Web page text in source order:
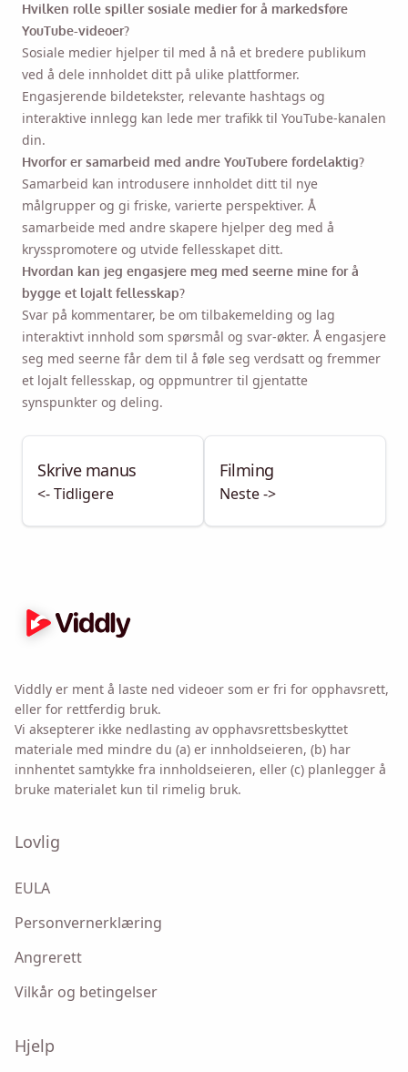
Hvilken rolle spiller sosiale medier for å markedsføre
YouTube-videoer?
Sosiale medier hjelper til med å nå et bredere publikum
ved å dele innholdet ditt på ulike plattformer.
Engasjerende bildetekster, relevante hashtags og
interaktive innlegg kan lede mer trafikk til YouTube-kanalen
din.
Hvorfor er samarbeid med andre YouTubere fordelaktig?
Samarbeid kan introdusere innholdet ditt til nye
målgrupper og gi friske, varierte perspektiver. Å
samarbeide med andre skapere hjelper deg med å
krysspromotere og utvide fellesskapet ditt.
Hvordan kan jeg engasjere meg med seerne mine for å
bygge et lojalt fellesskap?
Svar på kommentarer, be om tilbakemelding og lag
interaktivt innhold som spørsmål og svar-økter. Å engasjere
seg med seerne får dem til å føle seg verdsatt og fremmer
et lojalt fellesskap, og oppmuntrer til gjentatte
synspunkter og deling.
Skrive manus
<- Tidligere
Filming
Neste ->
Viddly er ment å laste ned videoer som er fri for opphavsrett,
eller for rettferdig bruk.
Vi aksepterer ikke nedlasting av opphavsrettsbeskyttet
materiale med mindre du (a) er innholdseieren, (b) har
innhentet samtykke fra innholdseieren, eller (c) planlegger å
bruke materialet kun til rimelig bruk.
Lovlig
EULA
Personvernerklæring
Angrerett
Vilkår og betingelser
Hjelp